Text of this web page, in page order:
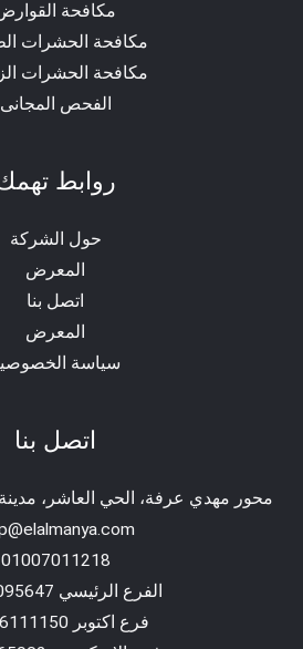
مكافحة
مكافحة الحشرات
مكافحة الحشرات
الفحص المجانى
روابط
حول الشركة
المعرض
اتصل بنا
المعرض
سياسة
اتصل بنا
محور مهدي عرفة، الحي العاشر،
01007011218
الفرع الرئيسي 02/24095647
فرع اكتوبر 02/36111150